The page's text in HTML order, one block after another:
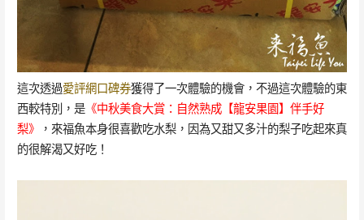
這次透過愛評網口碑券獲得了一次體驗的機會，不過這次體驗的東
西較特別，是《中秋美食大賞： 自然熟成【龍安果園】伴手好
梨》
，來福魚本身很喜歡吃水梨，因為又甜又多汁的梨子吃起來真
的很解渴又好吃！